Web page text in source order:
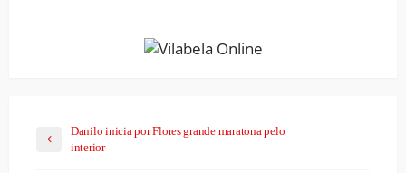
Danilo inicia por Flores grande maratona pelo
interior